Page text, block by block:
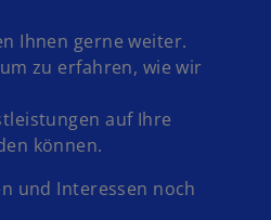
Ihnen gerne weiter.
zu erfahren, wie wir
auf Ihre
können.
und Interessen noch